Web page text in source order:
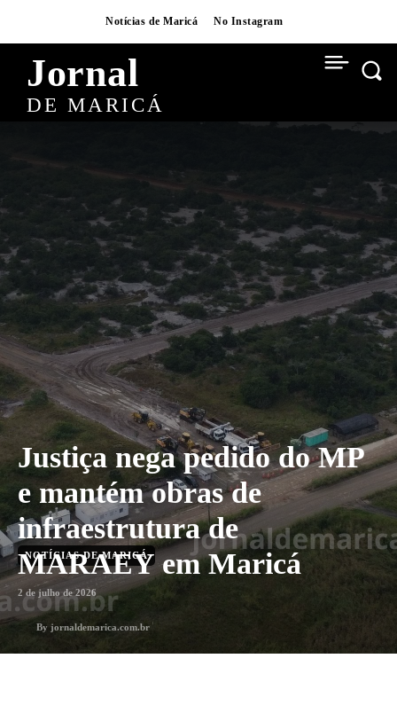
Notícias de Maricá No Instagram
Jornal
DE MARICÁ
Justiça nega pedido do MP
e mantém obras de
infraestrutura de
MARAEY em Maricá
NOTÍCIAS DE MARICÁ
2 de julho de 2026
By jornaldemarica.com.br